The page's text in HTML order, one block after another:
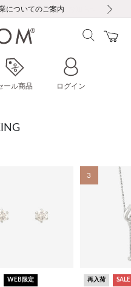
ービスのご案内
う集配への影響について
および仕様変更のお知らせ
についてのご案内
最短24時間以内に発送
ントプレゼント！
クーポンプレゼント
ポイントプレゼント
ービスのご案内
う集配への影響について
ール商品 ログイン
WEB限定
3
再入荷 SALE